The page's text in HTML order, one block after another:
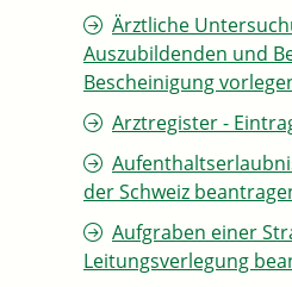
Ärztliche
Auszubildenden und
Bescheinigung
Arztregister -
der Schweiz
Aufgraben einer
Leitungsverlegung